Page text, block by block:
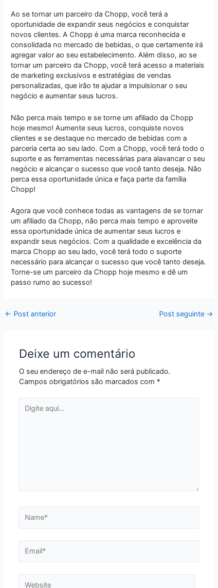
Ao se tornar um parceiro da Chopp, você terá a
oportunidade de expandir seus negócios e conquistar
novos clientes. A Chopp é uma marca reconhecida e
consolidada no mercado de bebidas, o que certamente irá
agregar valor ao seu estabelecimento. Além disso, ao se
tornar um parceiro da Chopp, você terá acesso a materiais
de marketing exclusivos e estratégias de vendas
personalizadas, que irão te ajudar a impulsionar o seu
negócio e aumentar seus lucros.
Não perca mais tempo e se torne um afiliado da Chopp
hoje mesmo! Aumente seus lucros, conquiste novos
clientes e se destaque no mercado de bebidas com a
parceria certa ao seu lado. Com a Chopp, você terá todo o
suporte e as ferramentas necessárias para alavancar o seu
negócio e alcançar o sucesso que você tanto deseja. Não
perca essa oportunidade única e faça parte da família
Chopp!
Agora que você conhece todas as vantagens de se tornar
um afiliado da Chopp, não perca mais tempo e aproveite
essa oportunidade única de aumentar seus lucros e
expandir seus negócios. Com a qualidade e excelência da
marca Chopp ao seu lado, você terá todo o suporte
necessário para alcançar o sucesso que você tanto deseja.
Torne-se um parceiro da Chopp hoje mesmo e dê um
passo rumo ao sucesso!
← Post anterior Post seguinte →
Deixe um comentário
O seu endereço de e-mail não será publicado.
Campos obrigatórios são marcados com *
aqui...